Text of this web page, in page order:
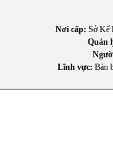
Nơi cấp: Sở Kế
Quản
Lĩnh vực: Bán